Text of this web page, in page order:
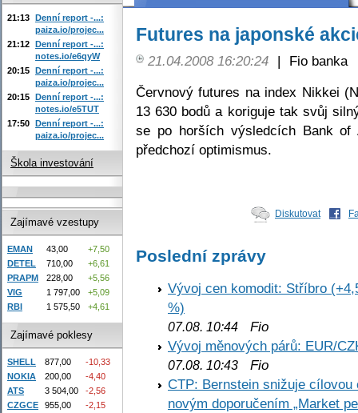
Futures na japonské
21.04.2008 16:20:24 |
Fio banka
Červnový futures na index Nikkei
13 630 bodů a koriguje tak svůj
se po horších výsledcích Bank
předchozí optimismus.
Diskutovat
Poslední zprávy
Vývoj cen komodit: Stříbro
%)
07.08. 10:44 Fio
Vývoj měnových párů: EUR/
07.08. 10:43 Fio
CTP: Bernstein snižuje
novým doporučením „Market
21:13 Denní report -...:
paiza.io/projec...
21:12 Denní report -...:
notes.io/e6qyW
20:15 Denní report -...:
paiza.io/projec...
20:15 Denní report -...:
notes.io/e5TUT
17:50 Denní report -...:
paiza.io/projec...
Škola investování
Zajímavé vzestupy
EMAN 43,00
+7,50
DETEL
710,00
+6,61
PRAPM
228,00
+5,56
VIG
1 797,00
+5,09
RBI
1 575,50 +4,61
Zajímavé poklesy
SHELL 877,00
-10,33
NOKIA
200,00
-4,40
ATS
3 504,00
-2,56
CZGCE
955,00
-2,15